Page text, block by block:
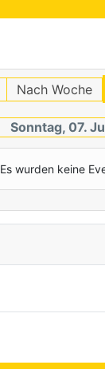
Nach Woche
Sonntag, 07.
Es wurden keine